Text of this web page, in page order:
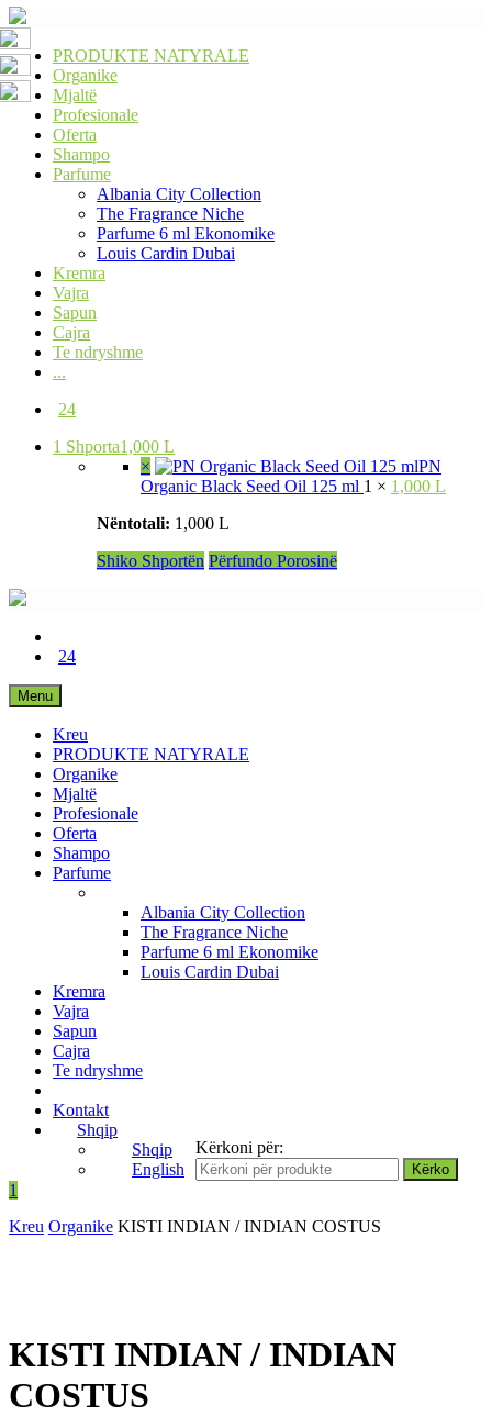
PRODUKTE NATYRALE
Organike
Mjaltë
Profesionale
Oferta
Shampo
Parfume
Albania City Collection
The Fragrance Niche
Parfume 6 ml Ekonomike
Louis Cardin Dubai
Kremra
Vajra
Sapun
Cajra
Te ndryshme
...
24
1 Shporta1,000 L
×
PN
Organic Black Seed Oil 125 ml 1 × 1,000 L
Nëntotali: 1,000 L
Shiko Shportën Përfundo Porosinë
24
Menu
Kreu
PRODUKTE NATYRALE
Organike
Mjaltë
Profesionale
Oferta
Shampo
Parfume
Albania City Collection
The Fragrance Niche
Parfume 6 ml Ekonomike
Louis Cardin Dubai
Kremra
Vajra
Sapun
Cajra
Te ndryshme
Kontakt
Shqip
Shqip
English
Kërkoni për:
1
Kreu Organike KISTI INDIAN / INDIAN COSTUS
KISTI INDIAN / INDIAN
COSTUS